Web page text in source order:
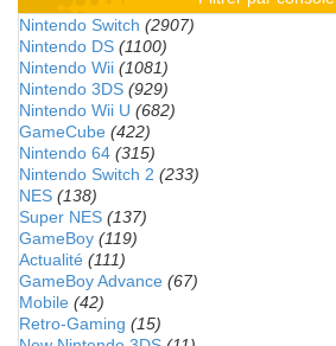
Nintendo Switch (2907)
Nintendo DS (1100)
Nintendo Wii (1081)
Nintendo 3DS (929)
Nintendo Wii U (682)
GameCube (422)
Nintendo 64 (315)
Nintendo Switch 2 (233)
NES (138)
Super NES (137)
GameBoy (119)
Actualité (111)
GameBoy Advance (67)
Mobile (42)
Retro-Gaming (15)